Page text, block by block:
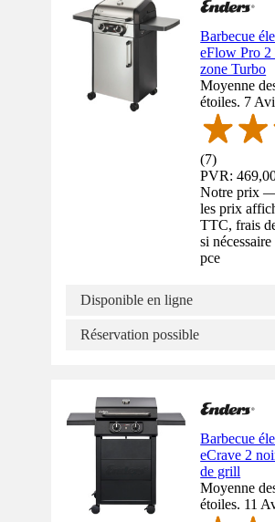
Barbecue
eFlow Pro 2
zone Turbo
Moyenne
étoiles. 7
(7)
PVR:
Notre prix
les prix
TTC, frais
si
pce
Disponible en ligne
Réservation possible
Barbecue
eCrave 2
de grill
Moyenne
étoiles. 11